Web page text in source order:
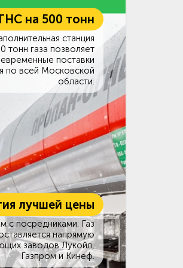
ГНС на 500 тонн
станция
тонн газа позволяет
поставки
по всей Московской
области.
лучшей цены
с посредниками. Газ
напрямую
заводов Лукойл,
Газпром и Кинеф.